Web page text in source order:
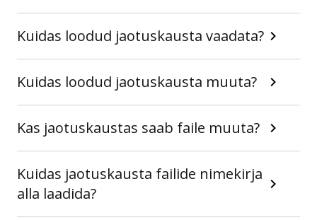
Kuidas loodud jaotuskausta vaadata?
Kuidas loodud jaotuskausta muuta?
Kas jaotuskaustas saab faile muuta?
Kuidas jaotuskausta failide nimekirja
alla laadida?